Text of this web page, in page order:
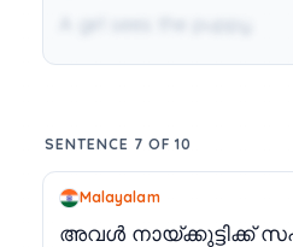
SENTENCE 7 OF 10
Malayalam
അവൾ നായ്ക്കുട്ടിക്ക്